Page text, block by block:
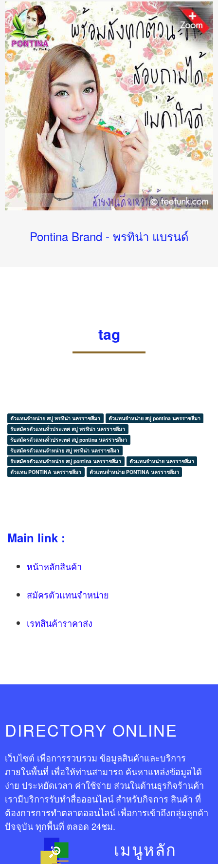
Pontina Brand - พรทิน่า แบรนด์
tag
ตัวแทนจำหน่าย สบู่ พรทิน่า นครราชสีมา
ตัวแทนจำหน่าย สบู่ pontina นครราชสีมา
รับสมัครตัวแทนทั่วประเทศ สบู่ พรทิน่า นครราชสีมา
รับสมัครตัวแทนทั่วประเทศ สบู่ pontina นครราชสีมา
รับสมัครตัวแทนจำหน่าย สบู่ พรทิน่า นครราชสีมา
รับสมัครตัวแทนจำหน่าย สบู่ pontina นครราชสีมา
ตัวแทนจำหน่าย นครราชสีมา
ตัวแทน PONTINA นครราชสีมา
ตัวแทนจำหน่าย PONTINA นครราชสีมา
Main link :
หน้าหลักสินค้า
สมัครตัวแทนจำหน่าย
เรทสินค้าราคาส่ง
DIRECTORY ONLINE
เว็บไซต์ เพื่อการรวบรวม ข้อมูลสินค้าและบริการ
ภายในพื้นที่ เพื่อให้ท่านสามารถ ค้นหาแหล่งข้อมูลได้
ง่าย ประหยัดเวลา ค่าใช้จ่าย ส่วนในด้านธุรกิจร้านค้า
เรามีบริการรับทำสื่อออนไลน์ สำหรับกิจการ สินค้า ที่
ต้องการการทำตลาดออนไลน์ เพื่อการเข้าถึงกลุ่มลูกค้า
ปัจจุบัน ทุกพื้นที่ ตลอด 24ชม.
เมนูหลัก